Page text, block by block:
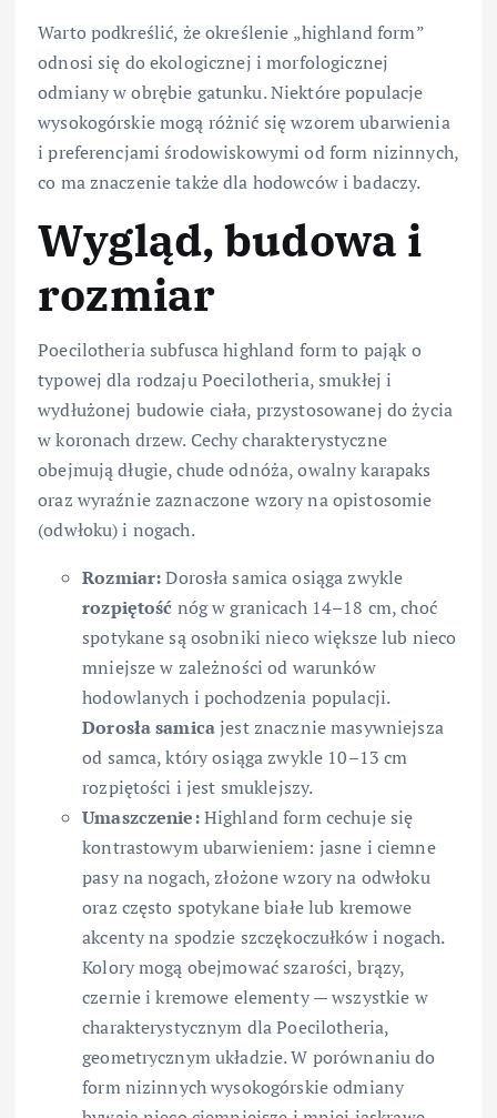
Warto podkreślić, że określenie „highland form”
odnosi się do ekologicznej i morfologicznej
odmiany w obrębie gatunku. Niektóre populacje
wysokogórskie mogą różnić się wzorem ubarwienia
i preferencjami środowiskowymi od form nizinnych,
co ma znaczenie także dla hodowców i badaczy.
Wygląd, budowa i
rozmiar
Poecilotheria subfusca highland form to pająk o
typowej dla rodzaju Poecilotheria, smukłej i
wydłużonej budowie ciała, przystosowanej do życia
w koronach drzew. Cechy charakterystyczne
obejmują długie, chude odnóża, owalny karapaks
oraz wyraźnie zaznaczone wzory na opistosomie
(odwłoku) i nogach.
Rozmiar:Dorosła samica osiąga zwykle
rozpiętość nóg w granicach 14–18 cm, choć
spotykane są osobniki nieco większe lub nieco
mniejsze w zależności od warunków
hodowlanych i pochodzenia populacji.
Dorosła samicajest znacznie masywniejsza
od samca, który osiąga zwykle 10–13 cm
rozpiętości i jest smuklejszy.
Umaszczenie:Highland form cechuje się
kontrastowym ubarwieniem: jasne i ciemne
pasy na nogach, złożone wzory na odwłoku
oraz często spotykane białe lub kremowe
akcenty na spodzie szczękoczułków i nogach.
Kolory mogą obejmować szarości, brązy,
czernie i kremowe elementy — wszystkie w
charakterystycznym dla Poecilotheria,
geometrycznym układzie. W porównaniu do
form nizinnych wysokogórskie odmiany